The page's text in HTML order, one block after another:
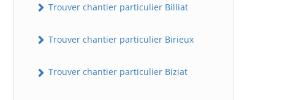
Trouver chantier particulier Billiat
Trouver chantier particulier Birieux
Trouver chantier particulier Biziat